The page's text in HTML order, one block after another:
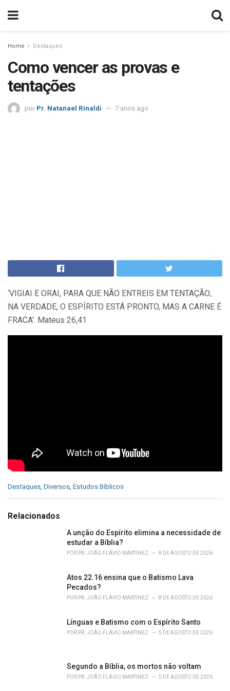
Home Destaques
Como vencer as provas e
tentações
por Pr. Natanael Rinaldi 7 anos ago
‘VIGIAI E ORAI, PARA QUE NÃO ENTREIS EM TENTAÇÃO;
NA VERDADE, O ESPÍRITO ESTÁ PRONTO, MAS A CARNE É
FRACA’. Mateus 26,41
C
e
Destaques Diversos Estudos Bíblicos
Relacionados
A unção do Espírito elimina a necessidade de
estudar a Bíblia?
POR PR. JOÃO FLÁVIO MARTINEZ 8 DE AGOSTO DE 2026
Atos 22.16 ensina que o Batismo Lava
Pecados?
POR PR. JOÃO FLÁVIO MARTINEZ 8 DE AGOSTO DE 2026
Línguas e Batismo com o Espírito Santo
POR PR. JOÃO FLÁVIO MARTINEZ 5 DE AGOSTO DE 2026
Segundo a Bíblia, os mortos não voltam
POR PR. JOÃO FLÁVIO MARTINEZ 5 DE AGOSTO DE 2026